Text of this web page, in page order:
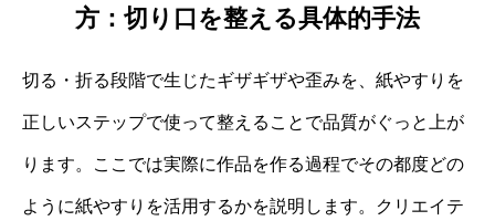
方：切り口を整える具体的手法
切る・折る段階で生じたギザギザや歪みを、紙やすりを
正しいステップで使って整えることで品質がぐっと上が
ります。ここでは実際に作品を作る過程でその都度どの
ように紙やすりを活用するかを説明します。クリエイテ